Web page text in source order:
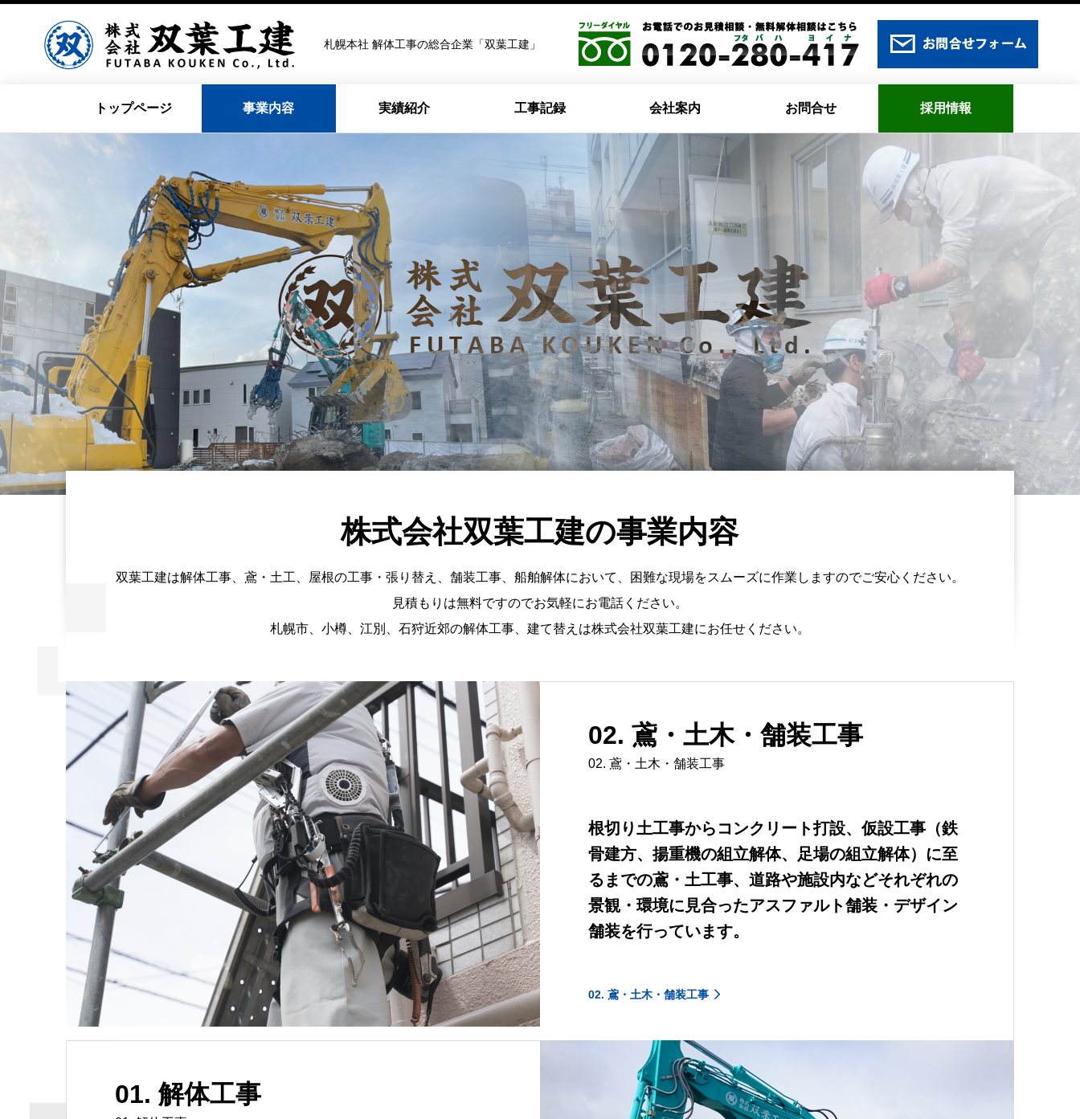
札幌本社 解体工事の総合企業「双葉工建」
トップページ 事業内容 実績紹介 工事記録 会社案内 お問合せ 採用情報
株式会社双葉工建の事業内容
双葉工建は解体工事、鳶・土工、屋根の工事・張り替え、舗装工事、船舶解体において、困難な現場をスムーズに作業しますのでご安心ください。
見積もりは無料ですのでお気軽にお電話ください。
札幌市、小樽、江別、石狩近郊の解体工事、建て替えは株式会社双葉工建にお任せください。
02. 鳶・土木・舗装工事
02. 鳶・土木・舗装工事
根切り土工事からコンクリート打設、仮設工事（鉄
骨建方、揚重機の組立解体、足場の組立解体）に至
るまでの鳶・土工事、道路や施設内などそれぞれの
景観・環境に見合ったアスファルト舗装・デザイン
舗装を行っています。
02. 鳶・土木・舗装工事
01. 解体工事